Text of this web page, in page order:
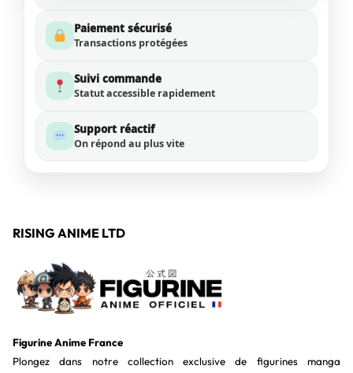
Paiement sécurisé
Transactions protégées
Suivi commande
Statut accessible rapidement
Support réactif
On répond au plus vite
RISING ANIME LTD
Figurine Anime France
Plongez dans notre collection exclusive de figurines manga